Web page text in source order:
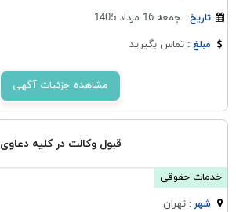
تاریخ : جمعه 16 مرداد 1405
مبلغ :تماس بگیرید
مشاهده جزئیات آگهی
قبول وکالت در کلیه دعاوی
خدمات حقوقی
شهر :تهران